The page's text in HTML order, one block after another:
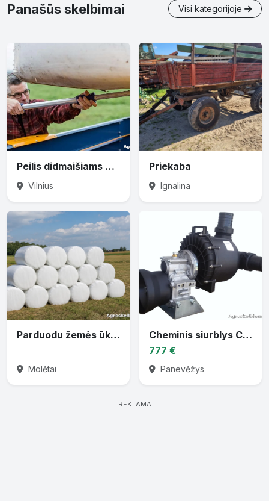
Panašūs skelbimai Visi kategorijoje
Peilis didmaišiams prapjauti
Vilnius
Priekaba
Ignalina
Parduodu žemės ūkio techniką
Molėtai
Cheminis siurblys CTP-30 varomas traktoriaus darbiniu velenu
777 €
Panevėžys
REKLAMA